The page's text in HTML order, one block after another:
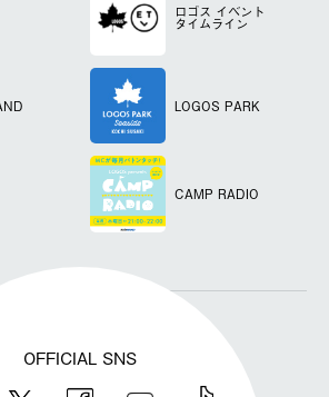
ロゴス イベント
タイムライン
LOGOS PARK
CAMP RADIO
OFFICIAL SNS